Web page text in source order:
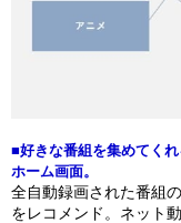
■好きな番組を集めてく
ホーム画面。
全自動録画された番組
をレコメンド。ネット